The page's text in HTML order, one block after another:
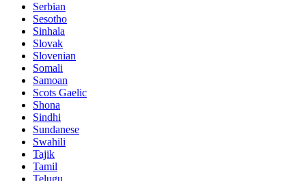
Serbian
Sesotho
Sinhala
Slovak
Slovenian
Somali
Samoan
Scots Gaelic
Shona
Sindhi
Sundanese
Swahili
Tajik
Tamil